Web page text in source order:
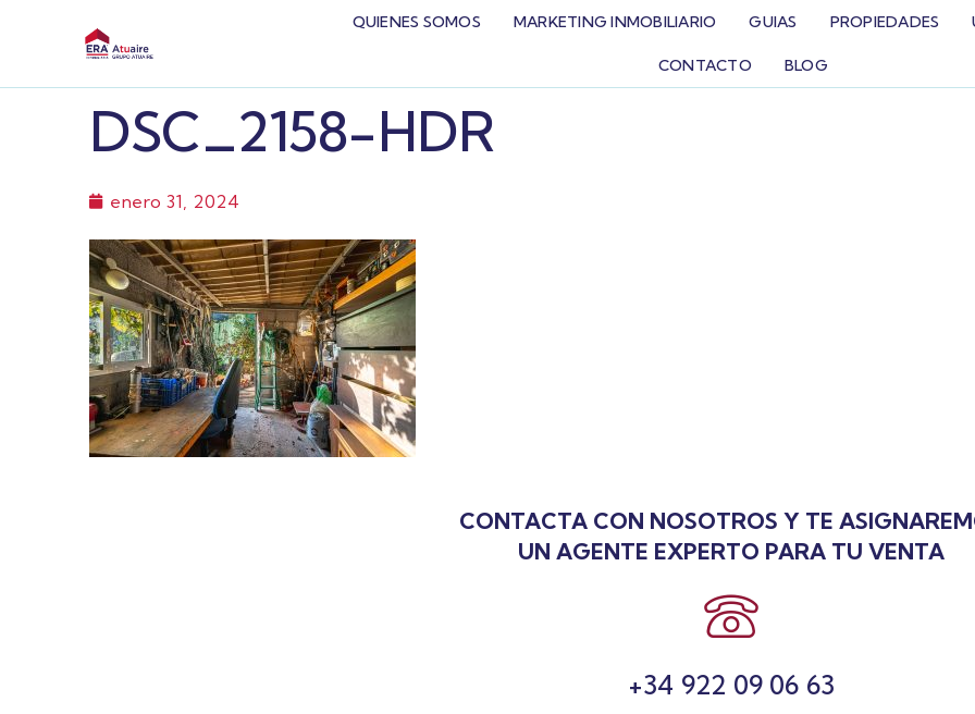
QUIENES SOMOS MARKETING INMOBILIARIO GUIAS PROPIEDADES
CONTACTO BLOG
DSC_2158-HDR
enero 31, 2024
CONTACTA CON NOSOTROS Y TE
UN AGENTE EXPERTO PARA TU VENTA
+34 922 09 06 63